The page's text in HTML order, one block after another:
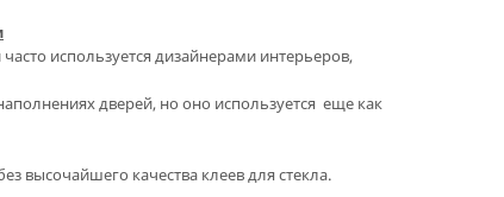
используется дизайнерами интерьеров,
дверей, но оно используется еще как
высочайшего качества клеев для стекла.